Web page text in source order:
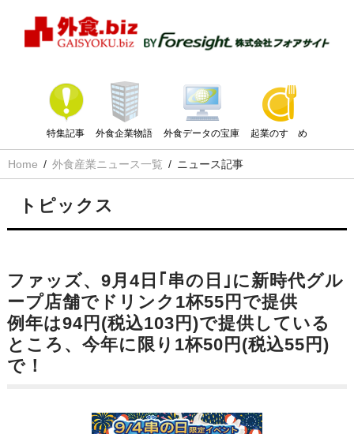
特集記事 外食企業物語 外食データの宝庫 起業のすゝめ
Home 外食産業ニュース一覧 ニュース記事
トピックス
ファッズ、9月4日｢串の日｣に新時代グル
ープ店舗でドリンク1杯55円で提供
例年は94円(税込103円)で提供している
ところ、今年に限り1杯50円(税込55円)
で！